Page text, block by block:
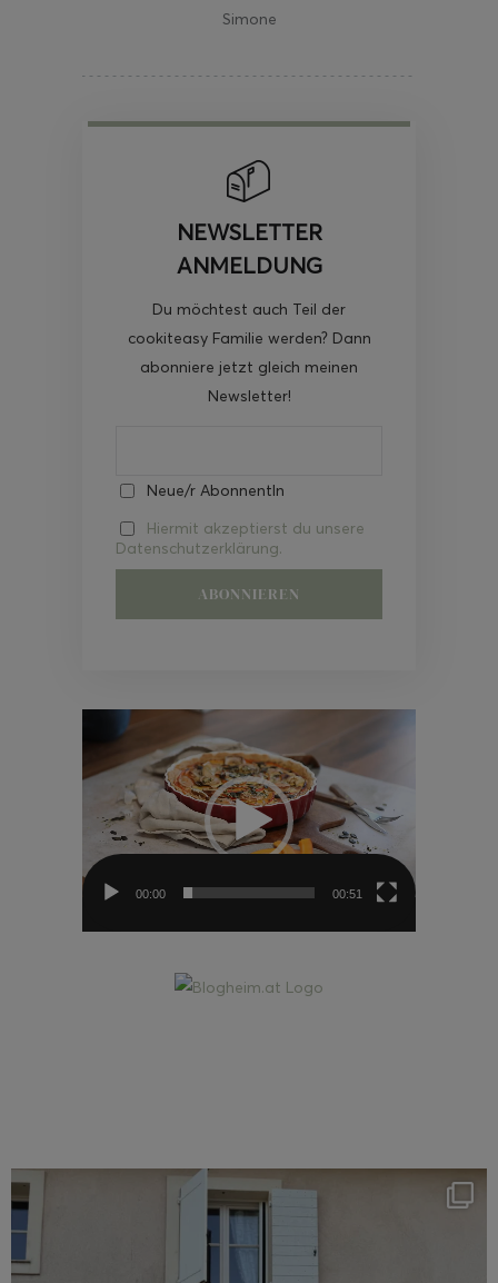
Simone
NEWSLETTER
ANMELDUNG
Du möchtest auch Teil der
cookiteasy Familie werden? Dann
abonniere jetzt gleich meinen
Newsletter!
Neue/r AbonnentIn
Hiermit akzeptierst du unsere
Datenschutzerklärung.
Video-
00:00 00:51